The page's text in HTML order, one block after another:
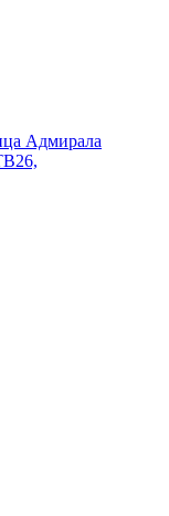
Адмирала